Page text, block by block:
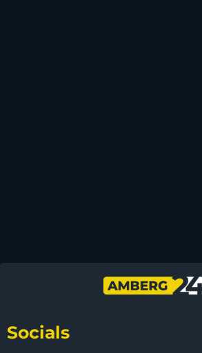
Socials